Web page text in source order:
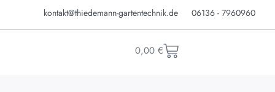
kontakt@thiedemann-gartentechnik.de 06136 - 7960960
0,00 €